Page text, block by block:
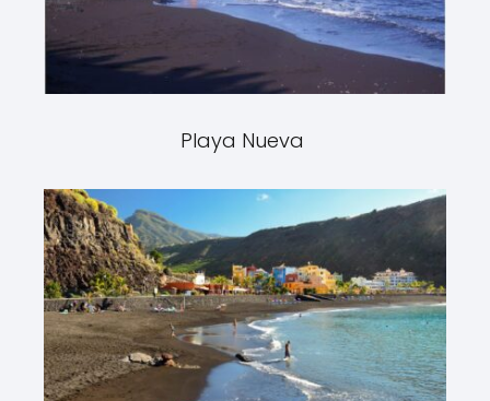
Playa Nueva